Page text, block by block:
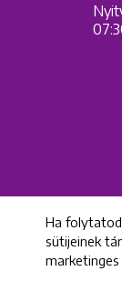
Ha folytatod
sütijeinek